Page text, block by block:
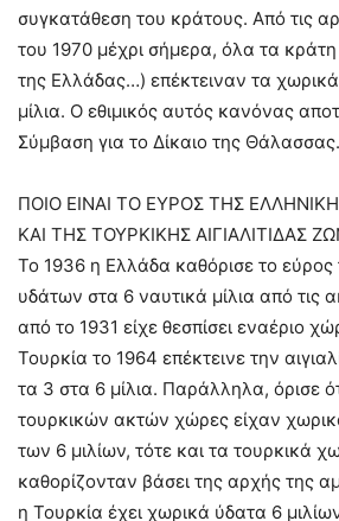
συγκατάθεση του κράτους. Από τις
του 1970 μέχρι σήμερα, όλα τα
της Ελλάδας…) επέκτειναν τα
μίλια. Ο εθιμικός αυτός κανόνας
Σύμβαση για το Δίκαιο της Θάλασσας.
ΠΟΙΟ ΕΙΝΑΙ ΤΟ ΕΥΡΟΣ ΤΗΣ
ΚΑΙ ΤΗΣ ΤΟΥΡΚΙΚΗΣ ΑΙΓΙΑΛΙΤΙΔΑΣ
Το 1936 η Ελλάδα καθόρισε το
υδάτων στα 6 ναυτικά μίλια από τις
από το 1931 είχε θεσπίσει εναέριο
Τουρκία το 1964 επέκτεινε την
τα 3 στα 6 μίλια. Παράλληλα, όρισε
τουρκικών ακτών χώρες είχαν
των 6 μιλίων, τότε και τα τουρκικά
καθορίζονταν βάσει της αρχής της
η Τουρκία έχει χωρικά ύδατα 6